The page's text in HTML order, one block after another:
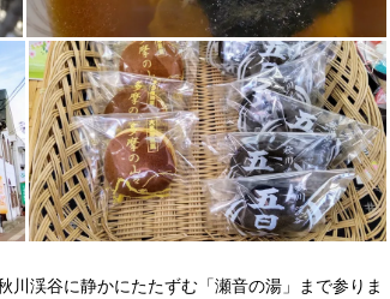
川渓谷に静かにたたずむ「瀬音の湯」まで参りま